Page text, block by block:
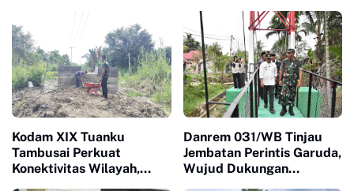
Peninjauan Lapangan di
Sejumlah Lokasi di
Kabupaten Indragiri Hilir
Prajurit
Kodam XIX Tuanku
Tambusai Perkuat
Konektivitas Wilayah,
Danrem 031/WB Tinjau
Jembatan Perintis Garuda,
Wujud Dukungan